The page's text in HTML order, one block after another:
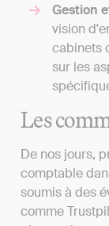
Gestion
vision
cabinets
sur les
Les
De nos jours,
comptable
soumis à des
comme